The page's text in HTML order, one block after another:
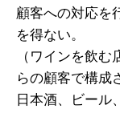
顧客への対応を
を得ない。
（ワインを飲
らの顧客で構成
日本酒、ビール